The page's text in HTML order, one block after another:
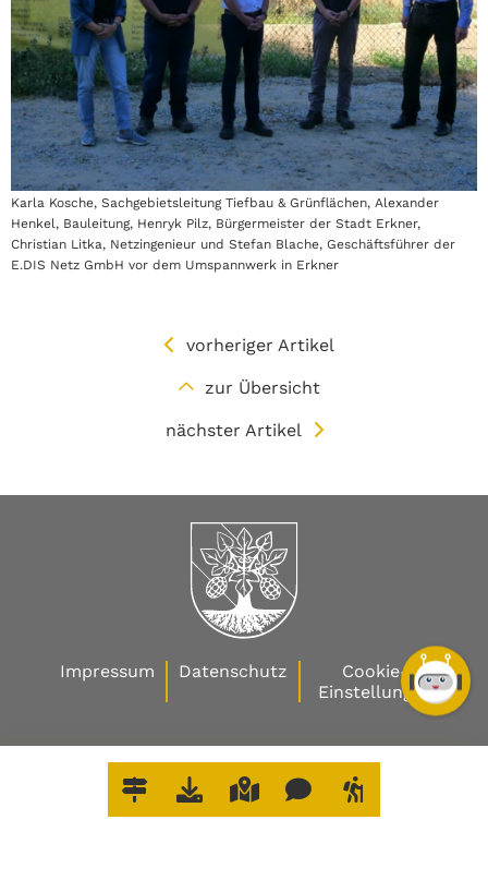
Karla Kosche, Sachgebietsleitung Tiefbau & Grünflächen, Alexander
Henkel, Bauleitung, Henryk Pilz, Bürgermeister der Stadt Erkner,
Christian Litka, Netzingenieur und Stefan Blache, Geschäftsführer der
E.DIS Netz GmbH vor dem Umspannwerk in Erkner
vorheriger Artikel
zur Übersicht
nächster Artikel
Impressum Datenschutz
Cookie-
Einstellungen